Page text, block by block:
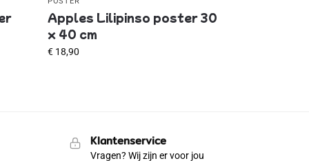
Apples Lilipinso poster 30
x 40 cm
€ 18,90
Klantenservice
Vragen? Wij zijn er voor jou